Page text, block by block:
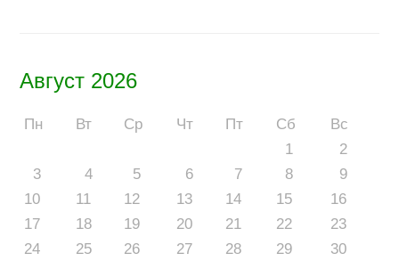
Август 2026
Пн Вт Ср Чт Пт Сб
Вс
1
2
3
4 5 6 7 8
9
10
11 12 13 14 15
16
17
18 19 20 21 22
23
24
25 26 27 28 29
30